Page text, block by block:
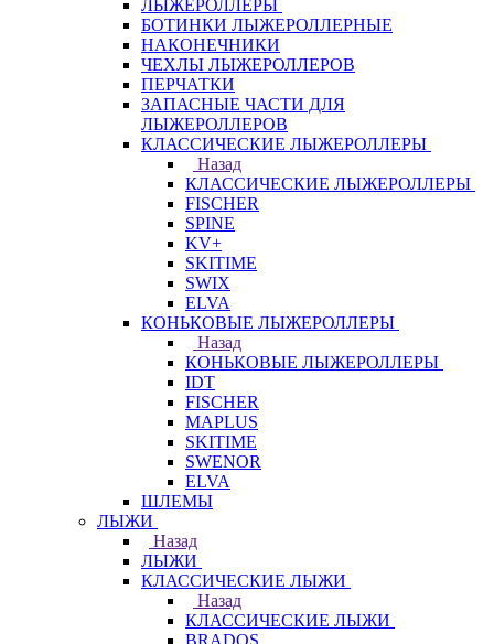
ЛЫЖЕРОЛЛЕРЫ
БОТИНКИ ЛЫЖЕРОЛЛЕРНЫЕ
НАКОНЕЧНИКИ
ЧЕХЛЫ ЛЫЖЕРОЛЛЕРОВ
ПЕРЧАТКИ
ЗАПАСНЫЕ ЧАСТИ ДЛЯ
ЛЫЖЕРОЛЛЕРОВ
КЛАССИЧЕСКИЕ ЛЫЖЕРОЛЛЕРЫ
Назад
КЛАССИЧЕСКИЕ ЛЫЖЕРОЛЛЕРЫ
FISCHER
SPINE
KV+
SKITIME
SWIX
ELVA
КОНЬКОВЫЕ ЛЫЖЕРОЛЛЕРЫ
Назад
КОНЬКОВЫЕ ЛЫЖЕРОЛЛЕРЫ
IDT
FISCHER
MAPLUS
SKITIME
SWENOR
ELVA
ШЛЕМЫ
ЛЫЖИ
Назад
ЛЫЖИ
КЛАССИЧЕСКИЕ ЛЫЖИ
Назад
КЛАССИЧЕСКИЕ ЛЫЖИ
BRADOS